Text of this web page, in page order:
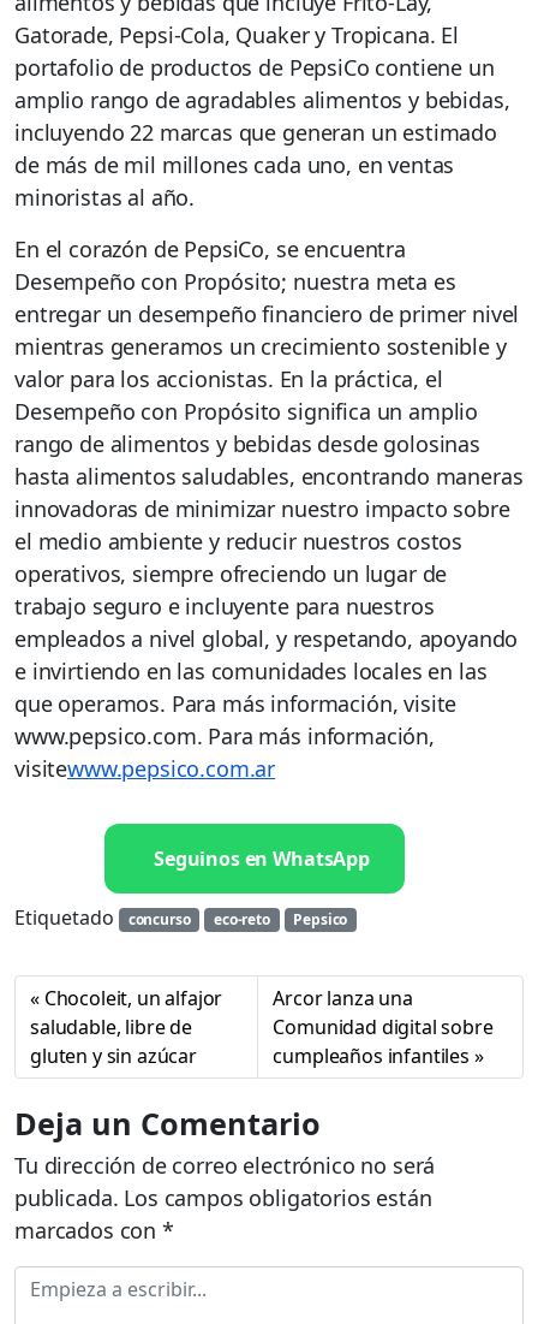
Gatorade, Pepsi-Cola, Quaker y Tropicana. El
portafolio de productos de PepsiCo contiene un
amplio rango de agradables alimentos y bebidas,
incluyendo 22 marcas que generan un estimado
de más de mil millones cada uno, en ventas
minoristas al año.
En el corazón de PepsiCo, se encuentra
Desempeño con Propósito; nuestra meta es
entregar un desempeño financiero de primer nivel
mientras generamos un crecimiento sostenible y
valor para los accionistas. En la práctica, el
Desempeño con Propósito significa un amplio
rango de alimentos y bebidas desde golosinas
hasta alimentos saludables, encontrando maneras
innovadoras de minimizar nuestro impacto sobre
el medio ambiente y reducir nuestros costos
operativos, siempre ofreciendo un lugar de
trabajo seguro e incluyente para nuestros
empleados a nivel global, y respetando, apoyando
e invirtiendo en las comunidades locales en las
que operamos. Para más información, visite
www.pepsico.com. Para más información,
visitewww.pepsico.com.ar
Seguinos en WhatsApp
Etiquetado concurso eco-reto Pepsico
Chocoleit, un alfajor
saludable, libre de
gluten y sin azúcar
Arcor lanza una
Comunidad digital sobre
cumpleaños infantiles
Deja un Comentario
Tu dirección de correo electrónico no será
publicada. Los campos obligatorios están
marcados con *